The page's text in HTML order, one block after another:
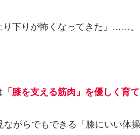
り下りが怖くなってきた」……。
「膝を支える筋肉」を優しく育
がらでもできる「膝にいい体